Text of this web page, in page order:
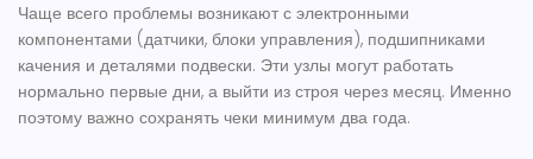
Чаще всего проблемы возникают с электронными
компонентами (датчики, блоки управления), подшипниками
качения и деталями подвески. Эти узлы могут работать
нормально первые дни, а выйти из строя через месяц. Именно
поэтому важно сохранять чеки минимум два года.